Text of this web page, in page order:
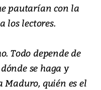
pautarían con la
los lectores.
Todo depende de
se haga y
quién es el